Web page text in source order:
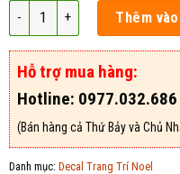
Decal trang trí Noel cửa kính
Thêm
Hỗ trợ mua hàng:
Hotline: 0977.032.686
(Bán hàng cả Thứ Bảy và Chủ
Danh mục: Decal Trang Trí Noel